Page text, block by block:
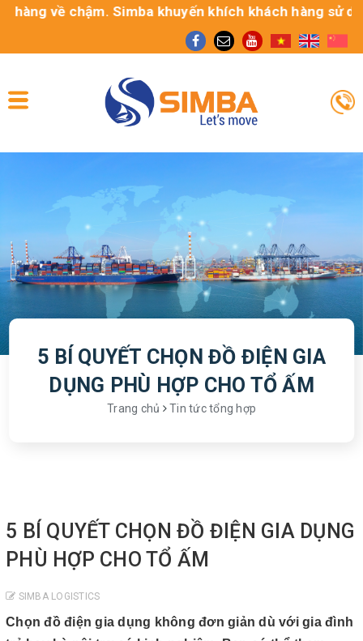
chậm. Simba khuyến khích khách hàng sử dụng
5 BÍ QUYẾT CHỌN ĐỒ ĐIỆN GIA
DỤNG PHÙ HỢP CHO TỔ ẤM
Trang chủ Tin tức tổng hợp
5 BÍ QUYẾT CHỌN ĐỒ ĐIỆN GIA DỤNG
PHÙ HỢP CHO TỔ ẤM
SIMBA LOGISTICS
Chọn đồ điện gia dụng không đơn giản dù với gia đình